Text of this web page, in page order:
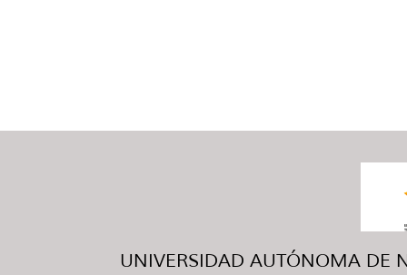
UNIVERSIDAD AUTÓNOMA DE